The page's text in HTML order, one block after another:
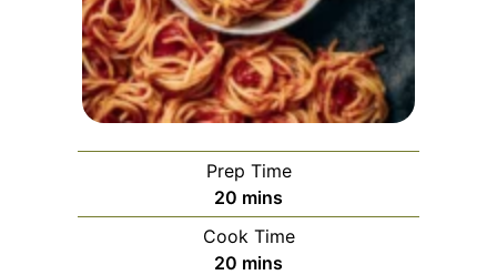
Prep Time
20 minutes
mins
Cook Time
20 minutes
mins